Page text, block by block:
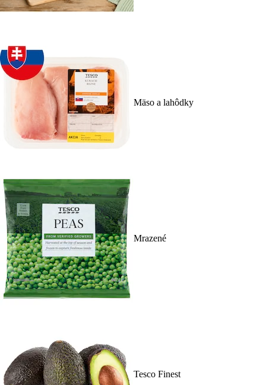
Mäso a lahôdky
Mrazené
Tesco Finest